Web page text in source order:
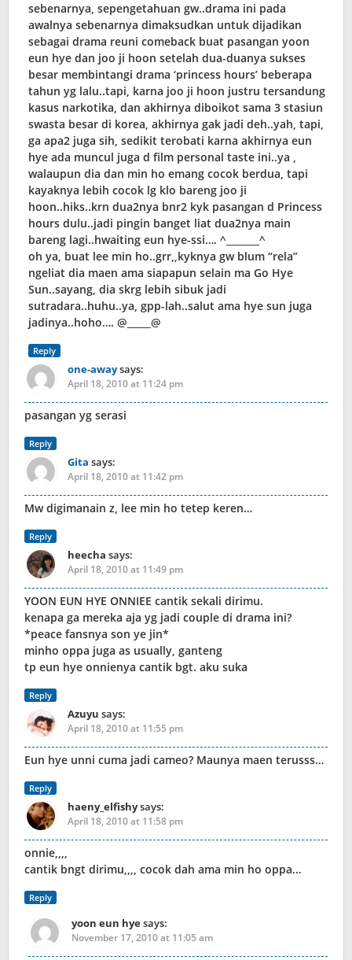
sebenarnya, sepengetahuan gw..drama ini pada
awalnya sebenarnya dimaksudkan untuk dijadikan
sebagai drama reuni comeback buat pasangan yoon
eun hye dan joo ji hoon setelah dua-duanya sukses
besar membintangi drama ‘princess hours’ beberapa
tahun yg lalu..tapi, karna joo ji hoon justru tersandung
kasus narkotika, dan akhirnya diboikot sama 3 stasiun
swasta besar di korea, akhirnya gak jadi deh..yah, tapi,
ga apa2 juga sih, sedikit terobati karna akhirnya eun
hye ada muncul juga d film personal taste ini..ya ,
walaupun dia dan min ho emang cocok berdua, tapi
kayaknya lebih cocok lg klo bareng joo ji
hoon..hiks..krn dua2nya bnr2 kyk pasangan d Princess
hours dulu..jadi pingin banget liat dua2nya main
bareng lagi..hwaiting eun hye-ssi…. ^_______^
oh ya, buat lee min ho..grr,,kyknya gw blum “rela”
ngeliat dia maen ama siapapun selain ma Go Hye
Sun..sayang, dia skrg lebih sibuk jadi
sutradara..huhu..ya, gpp-lah..salut ama hye sun juga
jadinya..hoho…. @_____@
Reply
one-awaysays:
April 18, 2010 at 11:24 pm
pasangan yg serasi
Reply
Gita says:
April 18, 2010 at 11:42 pm
Mw digimanain z, lee min ho tetep keren…
Reply
heecha says:
April 18, 2010 at 11:49 pm
YOON EUN HYE ONNIEE cantik sekali dirimu.
kenapa ga mereka aja yg jadi couple di drama ini?
*peace fansnya son ye jin*
minho oppa juga as usually, ganteng
tp eun hye onnienya cantik bgt. aku suka
Reply
Azuyu says:
April 18, 2010 at 11:55 pm
Eun hye unni cuma jadi cameo? Maunya maen terusss…
Reply
haeny_elfishysays:
April 18, 2010 at 11:58 pm
onnie,,,,
cantik bngt dirimu,,,, cocok dah ama min ho oppa…
Reply
yoon eun hyesays:
November 17, 2010 at 11:05 am